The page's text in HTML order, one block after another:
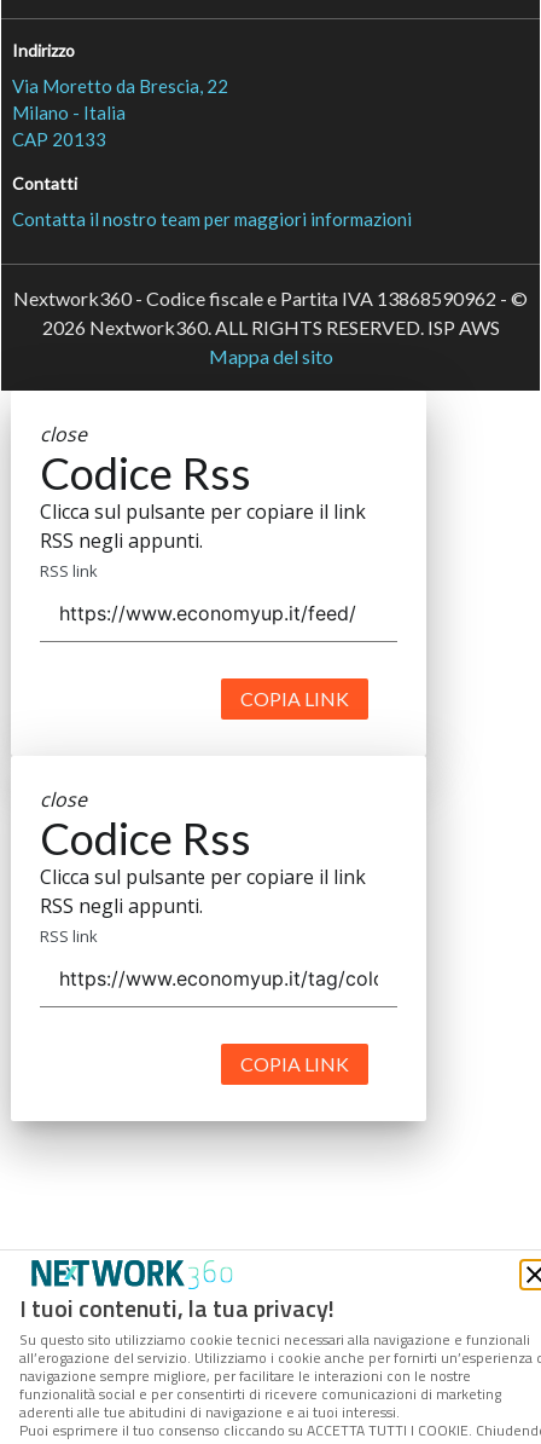
I tuoi contenuti, la tua privacy!
Su questo sito utilizziamo cookie tecnici necessari alla navigazione e funzionali
all’erogazione del servizio. Utilizziamo i cookie anche per fornirti un’esperienza
navigazione sempre migliore, per facilitare le interazioni con le nostre
funzionalità social e per consentirti di ricevere comunicazioni di marketing
aderenti alle tue abitudini di navigazione e ai tuoi interessi.
Puoi esprimere il tuo consenso cliccando su ACCETTA TUTTI I COOKIE.
Indirizzo
Via Moretto da Brescia, 22
Milano - Italia
CAP 20133
Contatti
Contatta il nostro team per maggiori informazioni
Nextwork360 - Codice fiscale e Partita IVA 13868590962 - ©
2026 Nextwork360. ALL RIGHTS RESERVED. ISP AWS
Mappa del sito
close
Codice Rss
Clicca sul pulsante per copiare il link
RSS negli appunti.
RSS link
COPIA LINK
close
Codice Rss
Clicca sul pulsante per copiare il link
RSS negli appunti.
RSS link
COPIA LINK